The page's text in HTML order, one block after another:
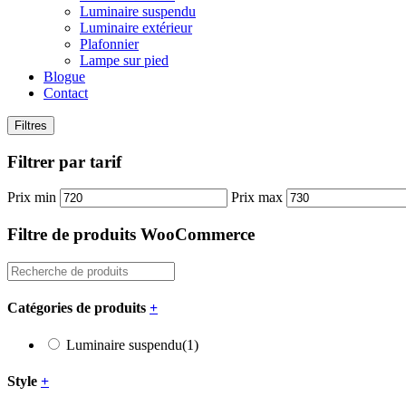
Luminaire suspendu
Luminaire extérieur
Plafonnier
Lampe sur pied
Blogue
Contact
Filtres
Filtrer par tarif
Prix min Prix max
Filtre de produits WooCommerce
Catégories de produits +
Luminaire suspendu(1)
Style +